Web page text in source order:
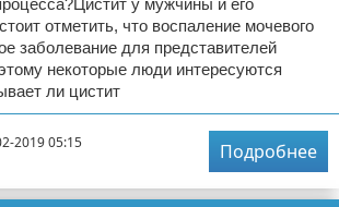
у мужчины и его
отметить, что воспаление мочевого
заболевание для представителей
некоторые люди интересуются
ли цистит
2019 05:15
Подробнее